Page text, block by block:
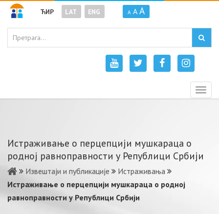
ЋИР LAT ENG A A A
Истраживање о перцепцији мушкараца о
родној равноправности у Републици Србији
Извештаји и публикације
Истраживања
Истраживање о перцепцији мушкараца о родној
равноправности у Републици Србији